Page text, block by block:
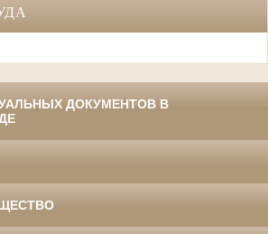
ДОКУМЕНТОВ В